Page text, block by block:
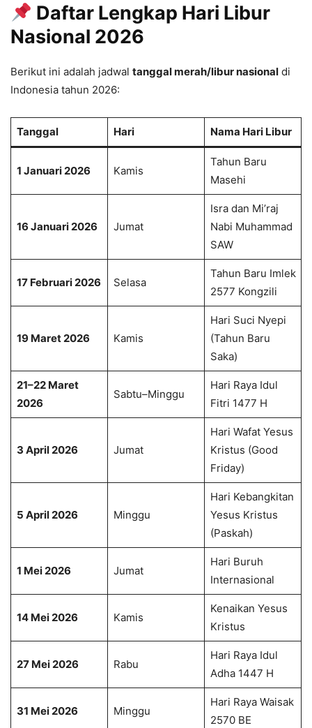
Daftar Lengkap Hari Libur
Nasional 2026
Berikut ini adalah jadwal tanggal merah/libur nasional di
Indonesia tahun 2026:
Tanggal Hari Nama Hari Libur
1 Januari 2026 Kamis
Tahun Baru
Masehi
16 Januari 2026 Jumat
Isra dan Mi’raj
Nabi Muhammad
SAW
17 Februari 2026 Selasa
Tahun Baru Imlek
2577 Kongzili
19 Maret 2026 Kamis
Hari Suci Nyepi
(Tahun Baru
Saka)
21–22 Maret
2026
Sabtu–Minggu
Hari Raya Idul
Fitri 1477 H
3 April 2026 Jumat
Hari Wafat Yesus
Kristus (Good
Friday)
5 April 2026 Minggu
Hari Kebangkitan
Yesus Kristus
(Paskah)
1 Mei 2026 Jumat
Hari Buruh
Internasional
14 Mei 2026 Kamis
Kenaikan Yesus
Kristus
27 Mei 2026 Rabu
Hari Raya Idul
Adha 1447 H
31 Mei 2026 Minggu
Hari Raya Waisak
2570 BE